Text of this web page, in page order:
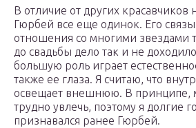
В отличие от других красавчиков
Гюрбей все еще одинок. Его
отношения со многими звездами
до свадьбы дело так и не
большую роль играет
также ее глаза. Я считаю, что
освещает внешнюю. В принципе,
трудно увлечь, поэтому я долгие
признавался ранее Гюрбей.